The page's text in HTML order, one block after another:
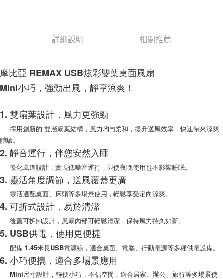
AFTEE先享後付是「在收到商品之後才付款」的支付方式。 讓您購物簡單
３．安心：先確認商品／服務後，再付款。
【「AFTEE先享後付」結帳流程】
結帳頁面，進行簡訊認證並確認金額後，即可完成結帳。
２．訂單成立數日內，您將收到繳費通知簡訊。
３．收到繳費通知簡訊後14天內，點擊此簡訊中的連結，可透過四大超商／
※ 請注意：結帳手續完成當下不需立刻繳費，但若您需要取消訂單，請聯絡
購買商品的店家。未經商家同意取消之訂單仍視為有效，需透過AFTEE先享
後付繳納相關費用。
※ 交易是否成功請以「AFTEE先享後付 」之結帳頁面顯示為準，若有關於
是否繳費成功／繳費後需取消欲退款等相關疑問，請聯繫「AFTEE先享後付
客戶支援中心」
https://netprotections.freshdesk.com/support/home
【注意事項】
１．透過由恩沛科技股份有限公司提供之「AFTEE先享後付」服務完成之交
易，需依本服務之必要範圍內提供個人資料，並將交易相關給付款項請求債
權轉讓予恩沛科技股份有限公司。
２．關於個人資料處理事宜，請瀏覽以下網址：
https://aftee.tw/terms/#terms3
３．未成年的使用者請事先徵得法定代理人或監護人之同意方可使用
「AFTEE先享後付」，若未經同意申辦者引起之損失，本公司不負相關責
付款後全家取貨
每筆NT$60，滿NT$999(含以上)免運費
付款後7-11取貨
(黑貓)宅配
每筆NT$100，滿NT$999(含以上)免運費
(郵局)離島宅配
每筆NT$200，滿NT$1,500(含以上)免運費
詳細說明 相關推薦
摩比亞 REMAX USB炫彩雙葉桌面風扇
Mini小巧，強勁出風，靜享涼爽！
1. 雙扇葉設計，風力更強勁
採用創新的 雙層扇葉結構，風力均勻柔和，提升送風效率，快速帶來涼爽
體驗。
2. 靜音運行，伴您安然入睡
優化風道設計，實現低噪音運行，即使夜晚使用也不影響睡眠。
3. 靈活角度調節，送風覆蓋更廣
靈活適配桌面、床頭等多場景使用，輕鬆享受定向涼爽。
4. 可折式設計，易於清潔
後蓋可拆卸設計，風扇內部可輕鬆清潔，保持風力持久如新。
5. USB供電，使用更便捷
配備 1.45米長USB電源線，適合桌面、電腦、行動電源等多種供電設備。
6. 小巧便攜，適合多場景應用
Mini尺寸設計，輕便小巧，不佔空間，適合居家、辦公、旅行等多場景使